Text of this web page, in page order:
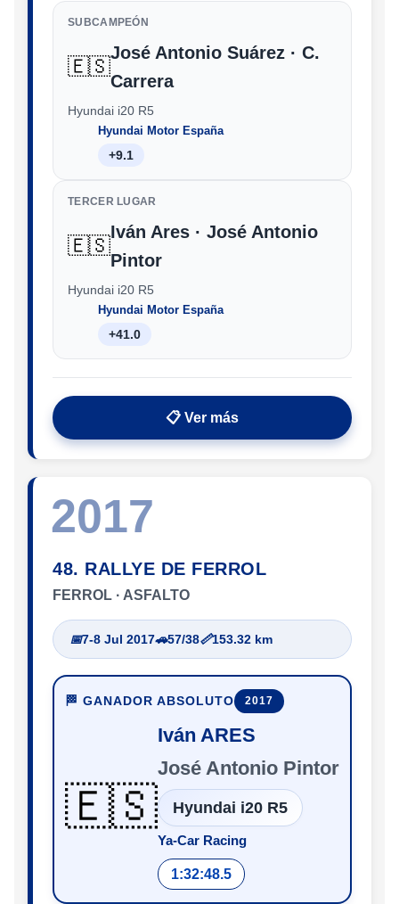
SUBCAMPEÓN
🇪🇸
José Antonio Suárez · C.
Carrera
Hyundai i20 R5
Hyundai Motor España
+9.1
TERCER LUGAR
🇪🇸
Iván Ares · José Antonio
Pintor
Hyundai i20 R5
Hyundai Motor España
+41.0
📋 Ver más
2017
48. RALLYE DE FERROL
FERROL · ASFALTO
📅7-8 Jul 2017🚗57/38📏153.32 km
🏁 GANADOR ABSOLUTO 2017
🇪🇸
Iván ARES
José Antonio Pintor
Hyundai i20 R5
Ya-Car Racing
1:32:48.5